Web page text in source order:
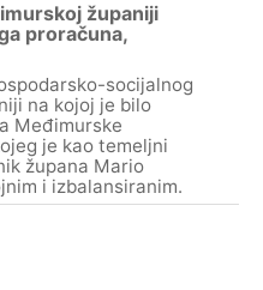
županiji
proračuna,
socijalnog
na kojoj je bilo
Međimurske
je kao temeljni
župana Mario
i izbalansiranim.